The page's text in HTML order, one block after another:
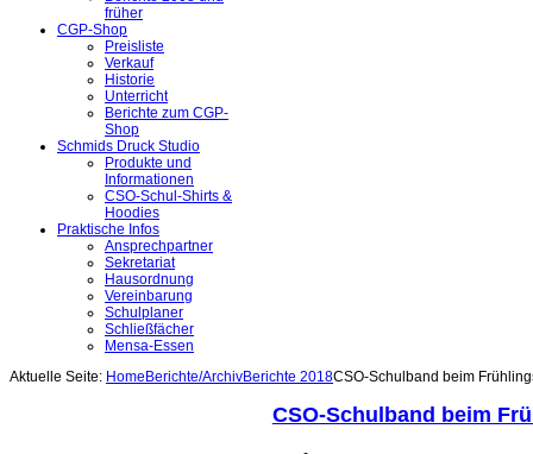
früher
CGP-Shop
Preisliste
Verkauf
Historie
Unterricht
Berichte zum CGP-
Shop
Schmids Druck Studio
Produkte und
Informationen
CSO-Schul-Shirts &
Hoodies
Praktische Infos
Ansprechpartner
Sekretariat
Hausordnung
Vereinbarung
Schulplaner
Schließfächer
Mensa-Essen
Aktuelle Seite: Home Berichte/ArchivBerichte 2018CSO-Schulband beim
CSO-Schulband beim